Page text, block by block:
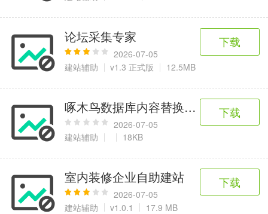
论坛采集专家
2026-07-05
建站辅助
v1.3 正式版 12.5MB
下载
啄木鸟数据库内容替换工具 1.4.0
2026-07-05
建站辅助
18KB
下载
室内装修企业自助建站
2026-07-05
建站辅助
v1.0.1 17.9 MB
下载